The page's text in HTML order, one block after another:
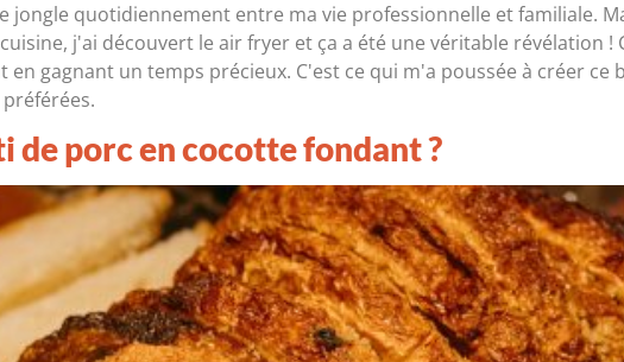
jongle quotidiennement entre ma vie professionnelle et familiale.
j'ai découvert le air fryer et ça a été une véritable révélation
gagnant un temps précieux. C'est ce qui m'a poussée à créer ce
de porc en cocotte fondant ?